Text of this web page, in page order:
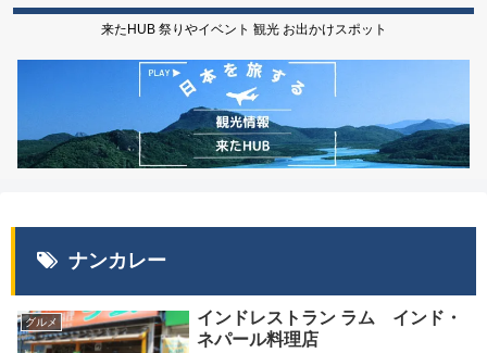
来たHUB 祭りやイベント 観光 お出かけスポット
ナンカレー
グルメ
インドレストラン ラム インド・
ネパール料理店